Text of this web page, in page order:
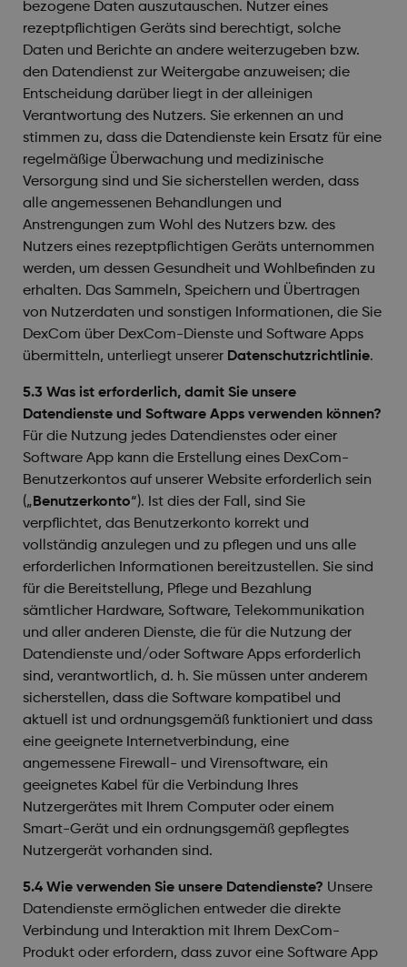
bezogene Daten auszutauschen. Nutzer eines
rezeptpflichtigen Geräts sind berechtigt, solche
Daten und Berichte an andere weiterzugeben bzw.
den Datendienst zur Weitergabe anzuweisen; die
Entscheidung darüber liegt in der alleinigen
Verantwortung des Nutzers. Sie erkennen an und
stimmen zu, dass die Datendienste kein Ersatz für eine
regelmäßige Überwachung und medizinische
Versorgung sind und Sie sicherstellen werden, dass
alle angemessenen Behandlungen und
Anstrengungen zum Wohl des Nutzers bzw. des
Nutzers eines rezeptpflichtigen Geräts unternommen
werden, um dessen Gesundheit und Wohlbefinden zu
erhalten. Das Sammeln, Speichern und Übertragen
von Nutzerdaten und sonstigen Informationen, die Sie
DexCom über DexCom-Dienste und Software Apps
übermitteln, unterliegt unserer Datenschutzrichtlinie.
5.3 Was ist erforderlich, damit Sie unsere
Datendienste und Software Apps verwenden können?
Für die Nutzung jedes Datendienstes oder einer
Software App kann die Erstellung eines DexCom-
Benutzerkontos auf unserer Website erforderlich sein
(„ Benutzerkonto“). Ist dies der Fall, sind Sie
verpflichtet, das Benutzerkonto korrekt und
vollständig anzulegen und zu pflegen und uns alle
erforderlichen Informationen bereitzustellen. Sie sind
für die Bereitstellung, Pflege und Bezahlung
sämtlicher Hardware, Software, Telekommunikation
und aller anderen Dienste, die für die Nutzung der
Datendienste und/oder Software Apps erforderlich
sind, verantwortlich, d. h. Sie müssen unter anderem
sicherstellen, dass die Software kompatibel und
aktuell ist und ordnungsgemäß funktioniert und dass
eine geeignete Internetverbindung, eine
angemessene Firewall- und Virensoftware, ein
geeignetes Kabel für die Verbindung Ihres
Nutzergerätes mit Ihrem Computer oder einem
Smart-Gerät und ein ordnungsgemäß gepflegtes
Nutzergerät vorhanden sind.
5.4 Wie verwenden Sie unsere Datendienste? Unsere
Datendienste ermöglichen entweder die direkte
Verbindung und Interaktion mit Ihrem DexCom-
Produkt oder erfordern, dass zuvor eine Software App